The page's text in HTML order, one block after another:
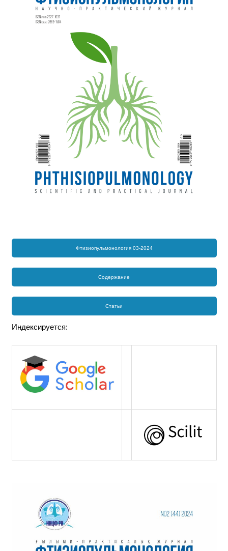
Фтизиопульмонология 03-2024
Содержание
Статьи
Индексируется: